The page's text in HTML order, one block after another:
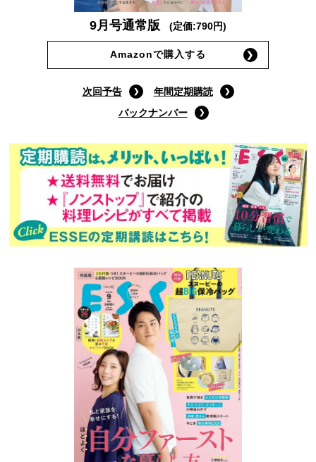
9月号通常版 (定価:790円)
Amazonで購入する
次回予告
年間定期購読
バックナンバー